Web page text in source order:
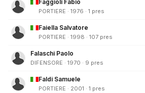
Faggioli Fabio
PORTIERE · 1976 · 1 pres
Faiella Salvatore
PORTIERE · 1998 · 107 pres
Falaschi Paolo
DIFENSORE · 1970 · 9 pres
Faldi Samuele
PORTIERE · 2001 · 1 pres